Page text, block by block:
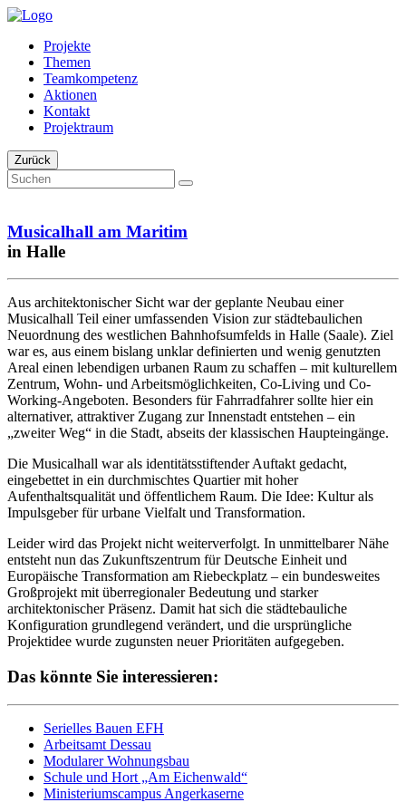
Projekte
Themen
Teamkompetenz
Aktionen
Kontakt
Projektraum
Zurück
Musicalhall am Maritim
in Halle
Aus architektonischer Sicht war der geplante Neubau einer
Musicalhall Teil einer umfassenden Vision zur städtebaulichen
Neuordnung des westlichen Bahnhofsumfelds in Halle (Saale). Ziel
war es, aus einem bislang unklar definierten und wenig genutzten
Areal einen lebendigen urbanen Raum zu schaffen – mit kulturellem
Zentrum, Wohn- und Arbeitsmöglichkeiten, Co-Living und Co-
Working-Angeboten. Besonders für Fahrradfahrer sollte hier ein
alternativer, attraktiver Zugang zur Innenstadt entstehen – ein
„zweiter Weg“ in die Stadt, abseits der klassischen Haupteingänge.
Die Musicalhall war als identitätsstiftender Auftakt gedacht,
eingebettet in ein durchmischtes Quartier mit hoher
Aufenthaltsqualität und öffentlichem Raum. Die Idee: Kultur als
Impulsgeber für urbane Vielfalt und Transformation.
Leider wird das Projekt nicht weiterverfolgt. In unmittelbarer Nähe
entsteht nun das Zukunftszentrum für Deutsche Einheit und
Europäische Transformation am Riebeckplatz – ein bundesweites
Großprojekt mit überregionaler Bedeutung und starker
architektonischer Präsenz. Damit hat sich die städtebauliche
Konfiguration grundlegend verändert, und die ursprüngliche
Projektidee wurde zugunsten neuer Prioritäten aufgegeben.
Das könnte Sie interessieren:
Serielles Bauen EFH
Arbeitsamt Dessau
Modularer Wohnungsbau
Schule und Hort „Am Eichenwald“
Ministeriumscampus Angerkaserne